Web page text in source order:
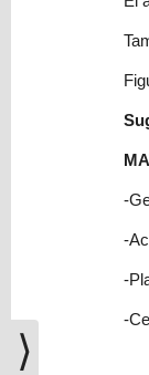
-
-
-
-
⟩